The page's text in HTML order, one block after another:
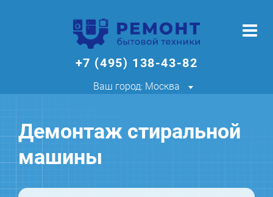
+7 (495) 138-43-82
Ваш город: Москва
Демонтаж стиральной
машины